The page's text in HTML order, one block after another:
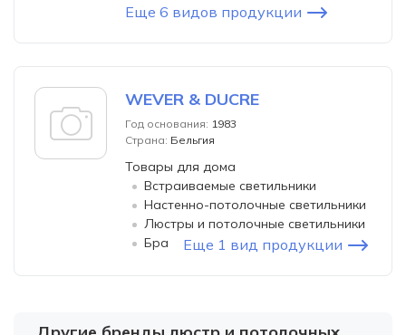
Еще 6 видов продукции
WEVER & DUCRE
Год основания: 1983
Страна: Бельгия
Товары для дома
Встраиваемые светильники
Настенно-потолочные светильники
Люстры и потолочные светильники
Бра
Еще 1 вид продукции